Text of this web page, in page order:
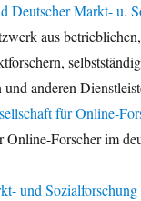
Deutscher Markt- u.
aus
anderen
für Online-
Online-Forscher im
und Sozialforschung